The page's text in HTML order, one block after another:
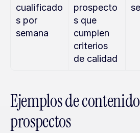
cualificado
s por
semana
prospecto
s que
cumplen
criterios
de calidad
Ejemplos de
prospectos